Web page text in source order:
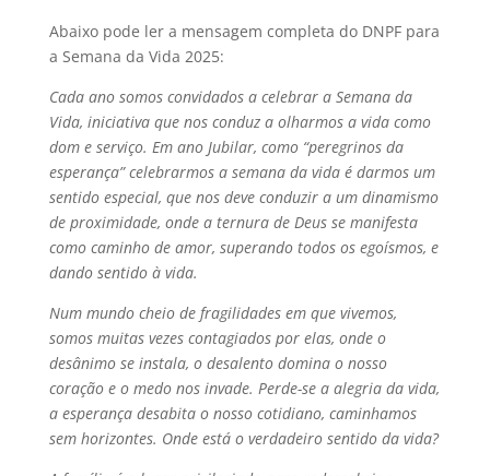
Abaixo pode ler a mensagem completa do DNPF para
a Semana da Vida 2025:
Cada ano somos convidados a celebrar a Semana da
Vida, iniciativa que nos conduz a olharmos a vida como
dom e serviço. Em ano Jubilar, como “peregrinos da
esperança” celebrarmos a semana da vida é darmos um
sentido especial, que nos deve conduzir a um dinamismo
de proximidade, onde a ternura de Deus se manifesta
como caminho de amor, superando todos os egoísmos, e
dando sentido à vida.
Num mundo cheio de fragilidades em que vivemos,
somos muitas vezes contagiados por elas, onde o
desânimo se instala, o desalento domina o nosso
coração e o medo nos invade. Perde-se a alegria da vida,
a esperança desabita o nosso cotidiano, caminhamos
sem horizontes. Onde está o verdadeiro sentido da vida?